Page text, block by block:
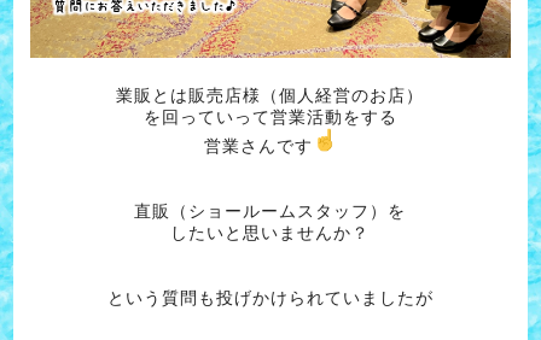
業販とは販売店様（個人経営のお店）
を回っていって営業活動をする
営業さんです
直販（ショールームスタッフ）を
したいと思いませんか？
という質問も投げかけられていましたが